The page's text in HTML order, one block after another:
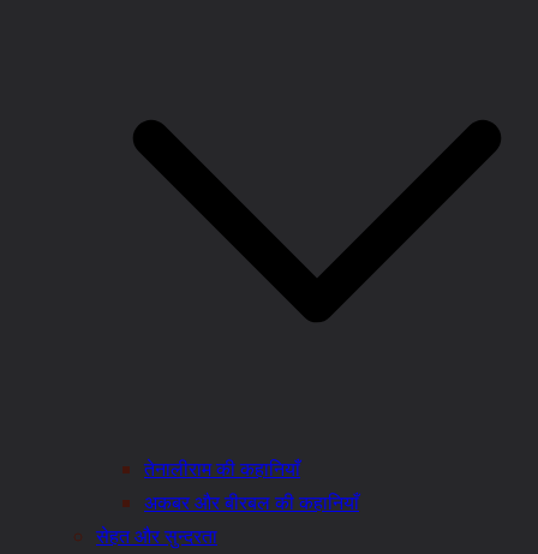
तेनालीराम की कहानियाँ
अकबर और बीरबल की कहानियाँ
सेहत और सुन्दरता